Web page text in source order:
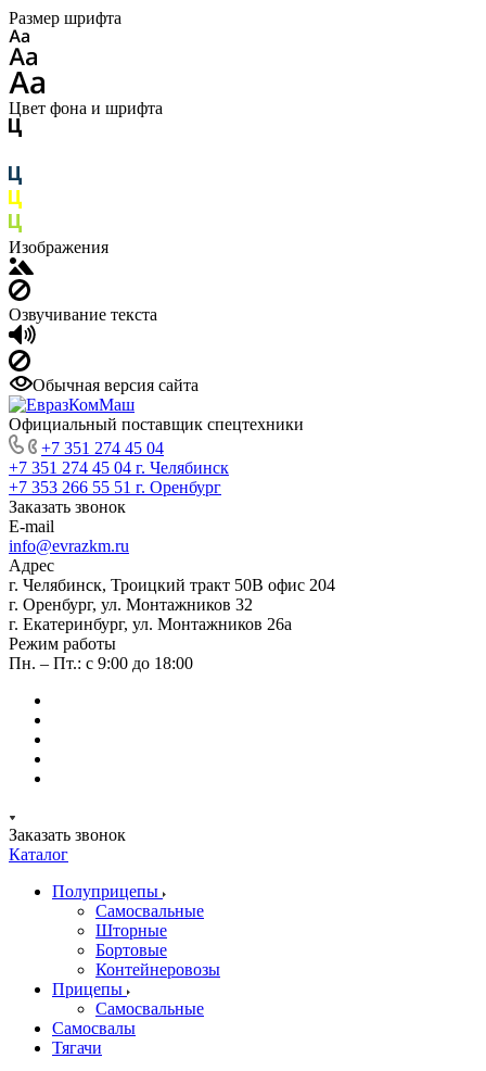
Размер шрифта
Цвет фона и шрифта
Изображения
Озвучивание текста
Обычная версия сайта
Официальный поставщик спецтехники
+7 351 274 45 04
+7 351 274 45 04 г. Челябинск
+7 353 266 55 51 г. Оренбург
Заказать звонок
E-mail
info@evrazkm.ru
Адрес
г. Челябинск, Троицкий тракт 50В офис 204
г. Оренбург, ул. Монтажников 32
г. Екатеринбург, ул. Монтажников 26а
Режим работы
Пн. – Пт.: с 9:00 до 18:00
Заказать звонок
Каталог
Полуприцепы
Самосвальные
Шторные
Бортовые
Контейнеровозы
Прицепы
Самосвальные
Самосвалы
Тягачи